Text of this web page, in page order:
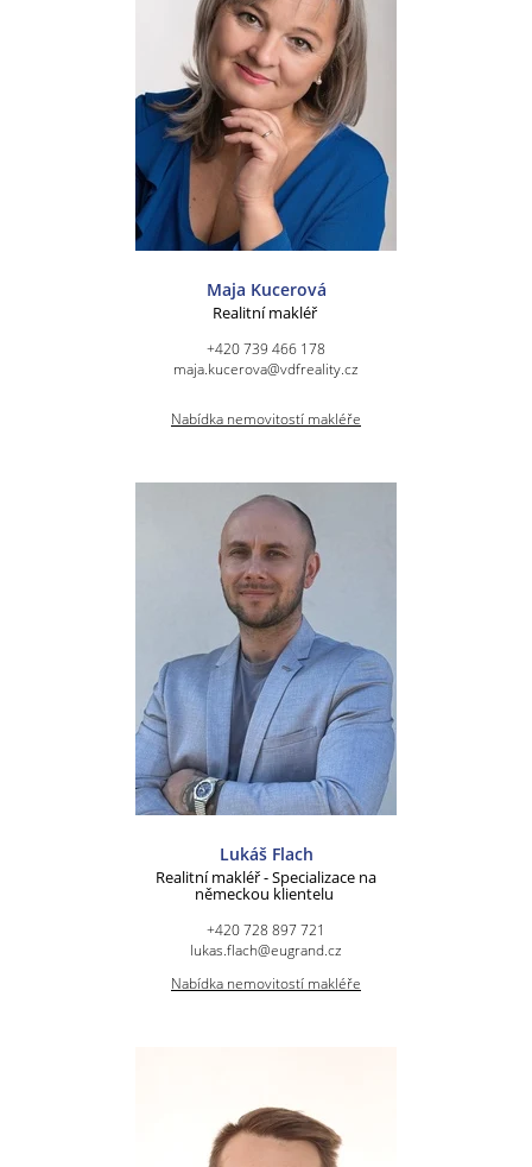
Maja Kucerová
Realitní makléř
+420 739 466 178
maja.kucerova@vdfreality.cz
Nabídka nemovitostí makléře
Lukáš Flach
Realitní makléř - Specializace na
německou klientelu
+420 728 897 721
lukas.flach@eugrand.cz
Nabídka nemovitostí makléře